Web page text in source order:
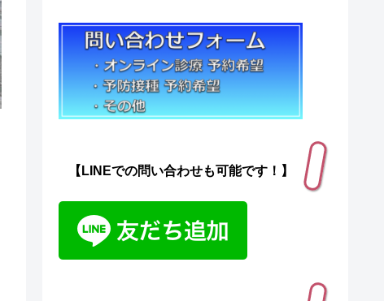
【LINEでの問い合わせも可能です！】